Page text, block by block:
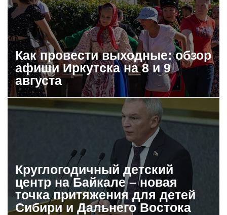
Как провести выходные: обзор
афиши Иркутска на 8 и 9
августа
Круглогодичный детский
центр на Байкале – новая
точка притяжения для детей
Сибири и Дальнего Востока